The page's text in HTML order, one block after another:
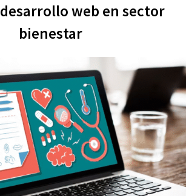
desarrollo web en sector
bienestar